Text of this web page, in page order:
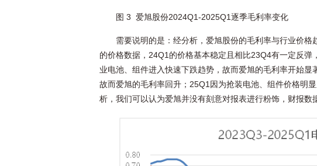
图 3 爱旭股份2024Q1-2025Q1逐季毛利率变化
需要说明的是：经分析，爱旭股份的毛利率与行业价
的价格数据，24Q1的价格基本稳定且相比23Q4有一定反
业电池、组件进入快速下跌趋势，故而爱旭的毛利率开始显
故而爱旭的毛利率回升；25Q1因为抢装电池、组件价格明
析，我们可以认为爱旭并没有刻意对报表进行粉饰，财报数